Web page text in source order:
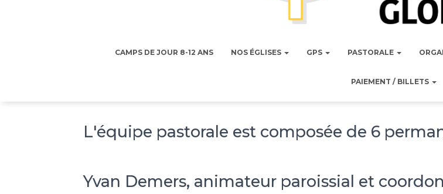
CAMPS DE JOUR 8-12 ANS NOS ÉGLISES GPS PASTORALE
PAIEMENT / BILLETS
L'équipe pastorale est composée de 6
Yvan Demers, animateur paroissial et